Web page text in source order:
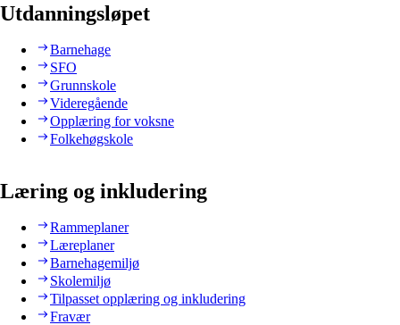
Utdanningsløpet
Barnehage
SFO
Grunnskole
Videregående
Opplæring for voksne
Folkehøgskole
Læring og inkludering
Rammeplaner
Læreplaner
Barnehagemiljø
Skolemiljø
Tilpasset opplæring og inkludering
Fravær